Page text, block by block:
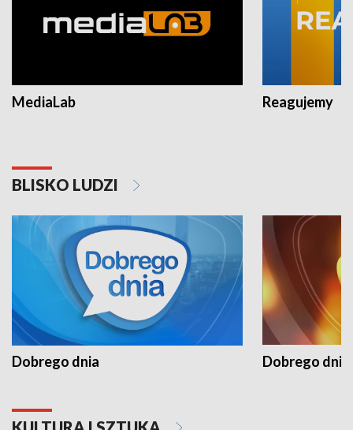
MediaLab Reagujemy
BLISKO LUDZI
Dobrego dnia Dobrego dnia